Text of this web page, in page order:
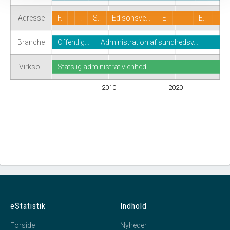
Adresse
Branche
Virkso…
2010 2020
F. S.. Edisonsve… E E..
Offentlig… Administration af sundhedsv…
Statslig administrativ enhed
eStatistik
Forside
Indhold
Nyheder